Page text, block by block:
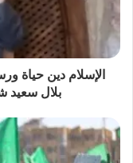
الإسلام دين حياة
بلال سعيد